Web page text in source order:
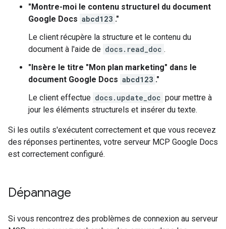
"Montre-moi le contenu structurel du document
Google Docs abcd123 ."
Le client récupère la structure et le contenu du
document à l'aide de docs.read_doc .
"Insère le titre "Mon plan marketing" dans le
document Google Docs abcd123 ."
Le client effectue docs.update_doc pour mettre à
jour les éléments structurels et insérer du texte.
Si les outils s'exécutent correctement et que vous recevez
des réponses pertinentes, votre serveur MCP Google Docs
est correctement configuré.
Dépannage
Si vous rencontrez des problèmes de connexion au serveur